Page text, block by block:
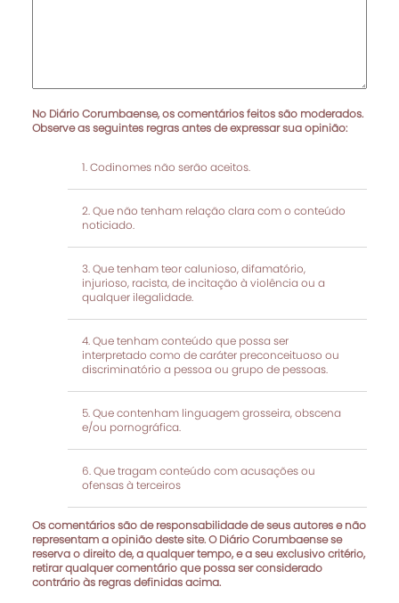
No Diário Corumbaense, os comentários feitos são moderados.
Observe as seguintes regras antes de expressar sua opinião:
Codinomes não serão aceitos.
Que não tenham relação clara com o conteúdo
noticiado.
Que tenham teor calunioso, difamatório,
injurioso, racista, de incitação à violência ou a
qualquer ilegalidade.
Que tenham conteúdo que possa ser
interpretado como de caráter preconceituoso ou
discriminatório a pessoa ou grupo de pessoas.
Que contenham linguagem grosseira, obscena
e/ou pornográfica.
Que tragam conteúdo com acusações ou
ofensas à terceiros
Os comentários são de responsabilidade de seus autores e não
representam a opinião deste site. O Diário Corumbaense se
reserva o direito de, a qualquer tempo, e a seu exclusivo critério,
retirar qualquer comentário que possa ser considerado
contrário às regras definidas acima.